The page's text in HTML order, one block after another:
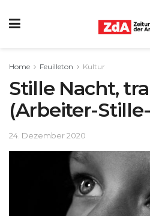
Home Feuilleton Kultur
Stille Nacht,
(Arbeiter-
24. Dezember 2020